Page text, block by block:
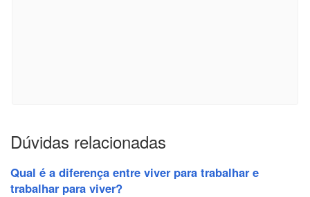
Dúvidas relacionadas
Qual é a diferença entre viver para trabalhar e
trabalhar para viver?